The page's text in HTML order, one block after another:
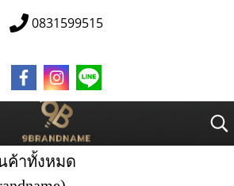
0831599515
ค้าทั้งหมด